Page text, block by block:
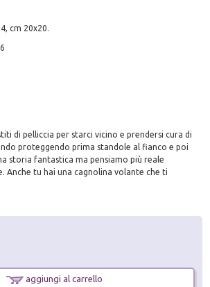
cm 20x20.
di pelliccia per starci vicino e prendersi cura di
proteggendo prima standole al fianco e poi
storia fantastica ma pensiamo più reale
Anche tu hai una cagnolina volante che ti
aggiungi al carrello